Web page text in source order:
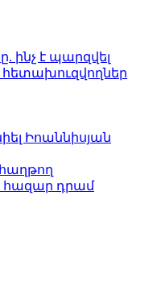
ինչ է պարզվել
հետախուզվողներ
Իոաննիսյան
հազար դրամ